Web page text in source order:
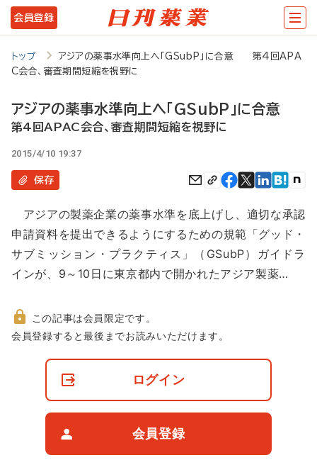
メ
イ
ン
テ
ツ
に
動
会員登録
トップ
アジアの薬事水準向上へ「GSubP」に合意 第4回APA
C会合、審査期間短縮を視野に
アジアの薬事水準向上へ「GSubP」に合意
第4回APAC会合、審査期間短縮を視野に
2015/4/10 19:37
保存
アジアの製薬企業の薬事水準を底上げし、適切な承認
申請資料を提出できるようにするための規範「グッド・
サブミッション・プラクティス」（GSubP）ガイドラ
インが、9～10日に東京都内で開かれたアジア製薬…
非
この記事は会員限定です。
会員登録すると最後までお読みいただけます。
ログイン
会員登録